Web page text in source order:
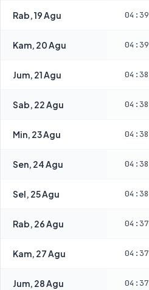
Rab, 19 Agu 04:39
Kam, 20 Agu 04:39
Jum, 21 Agu 04:38
Sab, 22 Agu 04:38
Min, 23 Agu 04:38
Sen, 24 Agu 04:38
Sel, 25 Agu 04:38
Rab, 26 Agu 04:37
Kam, 27 Agu 04:37
Jum, 28 Agu 04:37